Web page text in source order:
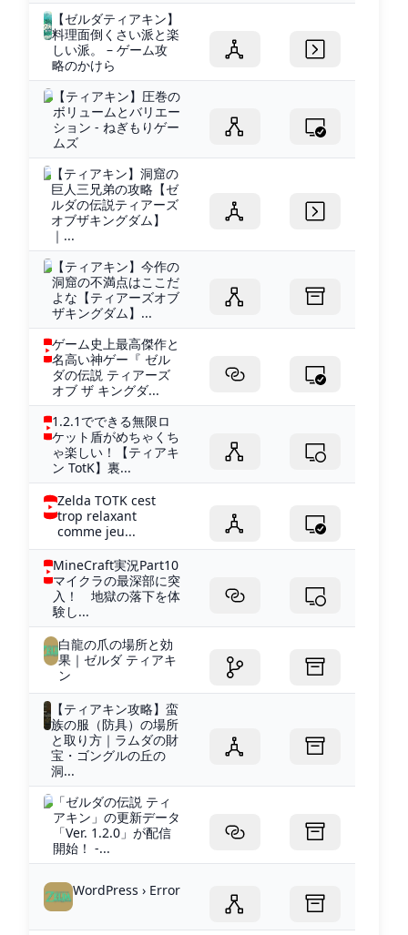
【ゼルダティアキン】
料理面倒くさい派と楽
しい派。 – ゲーム攻
略のかけら
【ティアキン】圧巻の
ボリュームとバリエー
ション - ねぎもりゲー
ムズ
【ティアキン】洞窟の
巨人三兄弟の攻略【ゼ
ルダの伝説ティアーズ
オブザキングダム】
｜...
【ティアキン】今作の
洞窟の不満点はここだ
よな【ティアーズオブ
ザキングダム】...
ゲーム史上最高傑作と
名高い神ゲー『 ゼル
ダの伝説 ティアーズ
オブ ザ キングダ...
1.2.1でできる無限ロ
ケット盾がめちゃくち
ゃ楽しい！【ティアキ
ン TotK】裏...
Zelda TOTK cest
trop relaxant
comme jeu...
MineCraft実況Part10
マイクラの最深部に突
入！ 地獄の落下を体
験し...
白龍の爪の場所と効
果｜ゼルダ ティアキ
ン
【ティアキン攻略】蛮
族の服（防具）の場所
と取り方｜ラムダの財
宝・ゴングルの丘の
洞...
「ゼルダの伝説 ティ
アキン」の更新データ
「Ver. 1.2.0」が配信
開始！ -...
WordPress › Error